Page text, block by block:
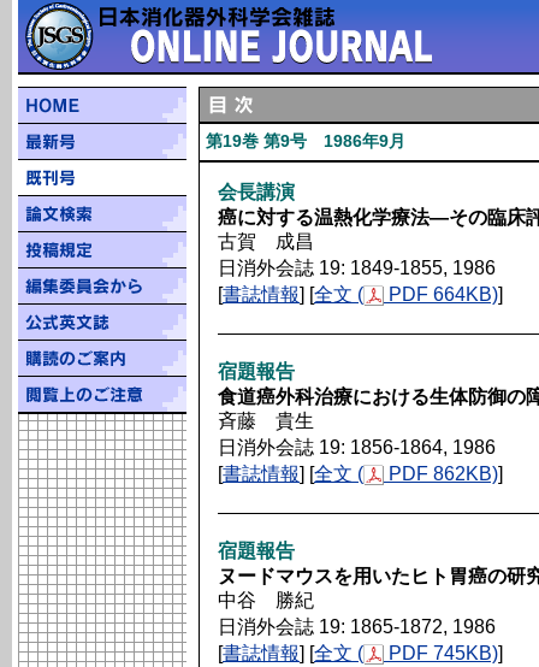
第19巻 第9号 1986年9月
会長講演
癌に対する温熱化学療法―その臨床
古賀 成昌
日消外会誌 19: 1849-1855, 1986
[書誌情報] [全文 ( PDF 664KB)]
宿題報告
食道癌外科治療における生体防御の
斉藤 貴生
日消外会誌 19: 1856-1864, 1986
[書誌情報] [全文 ( PDF 862KB)]
宿題報告
ヌードマウスを用いたヒト胃癌の研
中谷 勝紀
日消外会誌 19: 1865-1872, 1986
[書誌情報] [全文 ( PDF 745KB)]